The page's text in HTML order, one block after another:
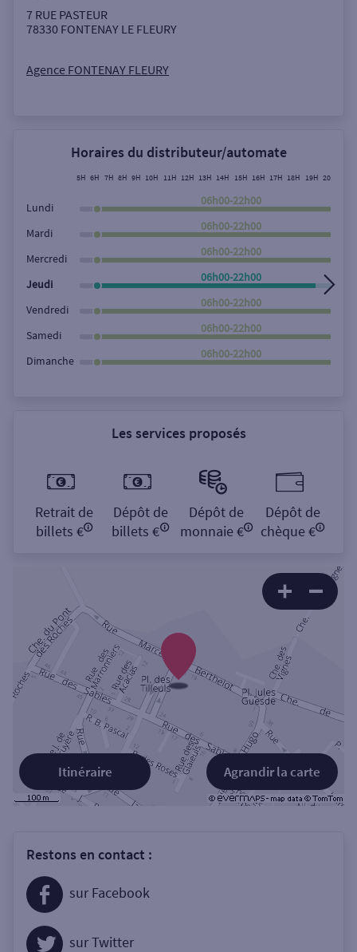
Rechercher
7 RUE PASTEUR
78330 FONTENAY LE FLEURY
Agence FONTENAY FLEURY
Horaires du distributeur/automate
5H 6H 7H 8H 9H 10H 11H 12H 13H 14H 15H 16H 17H 18H 19H 20H
Lundi
06h00-22h00
Mardi
06h00-22h00
Mercredi
06h00-22h00
Jeudi
06h00-22h00
Vendredi
06h00-22h00
Samedi
06h00-22h00
Dimanche
06h00-22h00
Les services proposés
Retrait de
billets €
Dépôt de
billets €
Dépôt de
monnaie €
Dépôt de
chèque €
Agrandir la carte
Itinéraire
Restons en contact :
sur Facebook
sur Twitter